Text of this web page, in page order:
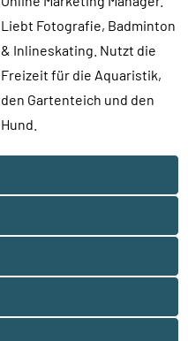
Liebt Fotografie, Badminton
& Inlineskating. Nutzt die
Freizeit für die Aquaristik,
den Gartenteich und den
Hund.